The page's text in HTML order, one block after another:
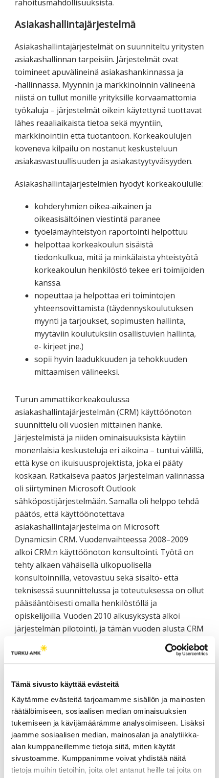
Tämä sivusto käyttää evästeitä
Käytämme evästeitä tarjoamamme sisällön ja mainosten
räätälöimiseen, sosiaalisen median ominaisuuksien
tukemiseen ja kävijämäärämme analysoimiseen. Lisäksi
jaamme sosiaalisen median, mainosalan ja analytiikka-
alan kumppaneillemme tietoja siitä, miten käytät
sivustoamme. Kumppanimme voivat yhdistää näitä
tietoja muihin tietoihin, joita olet antanut heille tai joita on
rahoitusmahdollisuuksista.
Asiakashallintajärjestelmä
Asiakashallintajärjestelmät on suunniteltu yritysten
asiakashallinnan tarpeisiin. Järjestelmät ovat
toimineet apuvälineinä asiakashankinnassa ja
‐hallinnassa. Myynnin ja markkinoinnin välineenä
niistä on tullut monille yrityksille korvaamattomia
työkaluja – järjestelmät oikein käytettynä tuottavat
lähes reaaliaikaista tietoa sekä myyntiin,
markkinointiin että tuotantoon. Korkeakoulujen
koveneva kilpailu on nostanut keskusteluun
asiakasvastuullisuuden ja asiakastyytyväisyyden.
Asiakashallintajärjestelmien hyödyt korkeakoululle:
kohderyhmien oikea‐aikainen ja
oikeasisältöinen viestintä paranee
työelämäyhteistyön raportointi helpottuu
helpottaa korkeakoulun sisäistä
tiedonkulkua, mitä ja minkälaista yhteistyötä
korkeakoulun henkilöstö tekee eri toimijoiden
kanssa.
nopeuttaa ja helpottaa eri toimintojen
yhteensovittamista (täydennyskoulutuksen
myynti ja tarjoukset, sopimusten hallinta,
myytäviin koulutuksiin osallistuvien hallinta,
e‐ kirjeet jne.)
sopii hyvin laadukkuuden ja tehokkuuden
mittaamisen välineeksi.
Turun ammattikorkeakoulussa
asiakashallintajärjestelmän (CRM) käyttöönoton
suunnittelu oli vuosien mittainen hanke.
Järjestelmistä ja niiden ominaisuuksista käytiin
monenlaisia keskusteluja eri aikoina – tuntui välillä,
että kyse on ikuisuusprojektista, joka ei pääty
koskaan. Ratkaiseva päätös järjestelmän valinnassa
oli siirtyminen Microsoft Outlook
sähköpostijärjestelmään. Samalla oli helppo tehdä
päätös, että käyttöönotettava
asiakashallintajärjestelmä on Microsoft
Dynamicsin CRM. Vuodenvaihteessa 2008–2009
alkoi CRM:n käyttöönoton konsultointi. Työtä on
tehty alkaen vähäisellä ulkopuolisella
konsultoinnilla, vetovastuu sekä sisältö‐ että
teknisessä suunnittelussa ja toteutuksessa on ollut
pääsääntöisesti omalla henkilöstöllä ja
opiskelijoilla. Vuoden 2010 alkusyksystä alkoi
järjestelmän pilotointi, ja tämän vuoden alusta CRM
on ollut koko korkeakoulun käytössä. Haasteena
on yhä edelleen henkilöstön sitoutuminen
järjestelmän käyttöön. Korkeakoulun johto on
vuoden 2012 toimintasuunnitelmassa nostanut
Taustalla vaikuttaa luottamus siihen, että oikein
käytettynä CRM tulee entisestään kohentamaan
Turun AMK:n mainetta luotettavana ja laadukkaana
yhteistyökumppanina.
Sidosryhmäyhteistyön viestintä